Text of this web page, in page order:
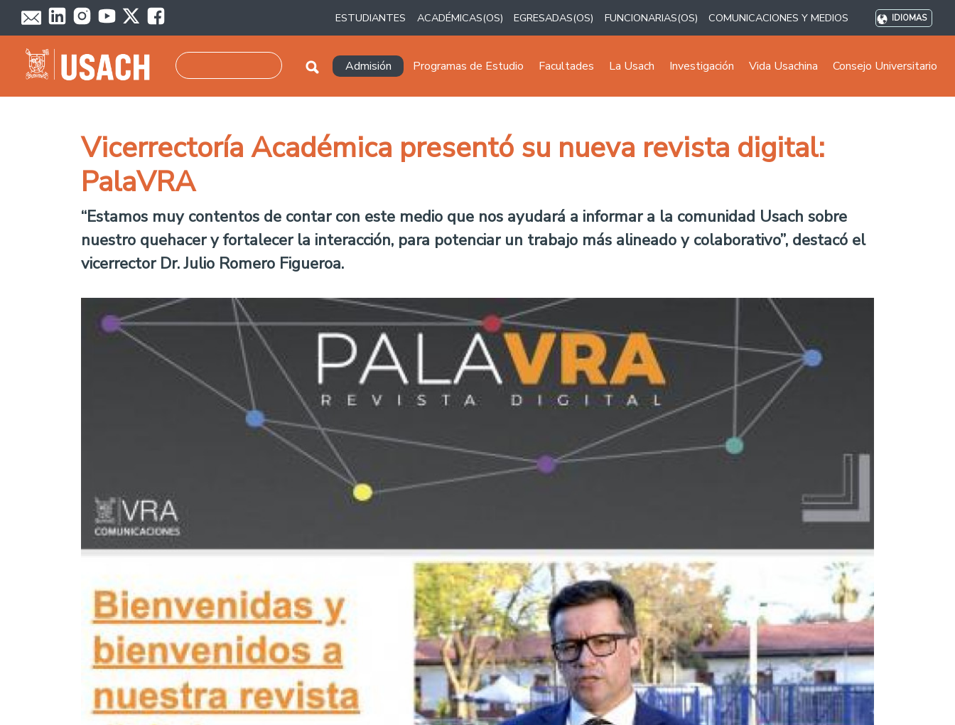
Pasar al contenido principal
ESTUDIANTES ACADÉMICAS(OS) EGRESADAS(OS) FUNCIONARIAS(OS) COMUNICACIONES Y MEDIOS IDIOMAS
Navegación principal
Admisión Programas de Estudio Facultades La Usach Investigación Vida Usachina Consejo Universitario
Vicerrectoría Académica presentó su nueva revista digital:
PalaVRA
“Estamos muy contentos de contar con este medio que nos ayudará a informar a la comunidad Usach sobre
nuestro quehacer y fortalecer la interacción, para potenciar un trabajo más alineado y colaborativo”, destacó el
vicerrector Dr. Julio Romero Figueroa.